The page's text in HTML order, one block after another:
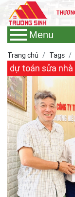
Menu
Trang chủ Tags
dự toán sửa nhà